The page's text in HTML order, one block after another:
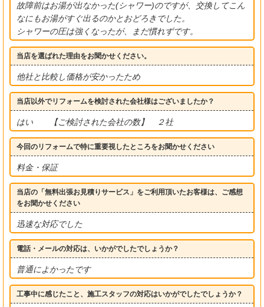
故障前はお湯が出なかった(シャワー)のですが、交換してこん
なにもお湯がすぐ出るのかとおどろきでした。
シャワーの圧は強くなったが、まだ慣れずです。
当店を選ばれた理由をお聞かせください。
他社と比較し価格が安かったため
当店以外でリフォームを検討された会社様はございましたか？
はい 【ご検討された会社の数】 ２社
今回のリフォームで特に重要視したところをお聞かせください
料金・保証
当店の「無料出張お見積りサービス」をご利用頂いたお客様は、ご感想
をお聞かせください
迅速な対応でした
電話・メールの対応は、いかがでしたでしょうか？
普通によかったです
工事中に感じたこと、施工スタッフの対応はいかがでしたでしょうか？